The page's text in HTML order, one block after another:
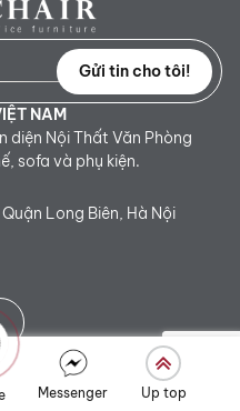
Gửi tin cho tôi!
NAM
Nội Thất Văn Phòng
sofa và phụ kiện.
Long Biên, Hà Nội
347 Trần Phú, phường An
Messenger Up top